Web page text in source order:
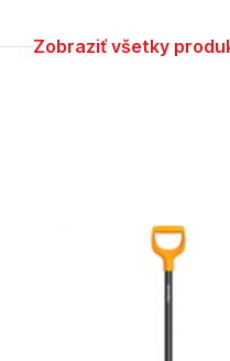
Zobraziť všetky